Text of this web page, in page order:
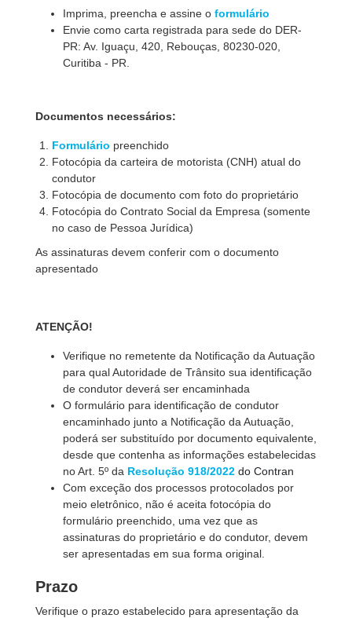
Imprima, preencha e assine o formulário
Envie como carta registrada para sede do DER-
PR: Av. Iguaçu, 420, Rebouças, 80230-020,
Curitiba - PR.
Documentos necessários:
Formulário preenchido
Fotocópia da carteira de motorista (CNH) atual do
condutor
Fotocópia de documento com foto do proprietário
Fotocópia do Contrato Social da Empresa (somente
no caso de Pessoa Jurídica)
As assinaturas devem conferir com o documento
apresentado
ATENÇÃO!
Verifique no remetente da Notificação da Autuação
para qual Autoridade de Trânsito sua identificação
de condutor deverá ser encaminhada
O formulário para identificação de condutor
encaminhado junto a Notificação da Autuação,
poderá ser substituído por documento equivalente,
desde que contenha as informações estabelecidas
no Art. 5º da Resolução 918/2022 do Contran
Com exceção dos processos protocolados por
meio eletrônico, não é aceita fotocópia do
formulário preenchido, uma vez que as
assinaturas do proprietário e do condutor, devem
ser apresentadas em sua forma original.
Prazo
Verifique o prazo estabelecido para apresentação da